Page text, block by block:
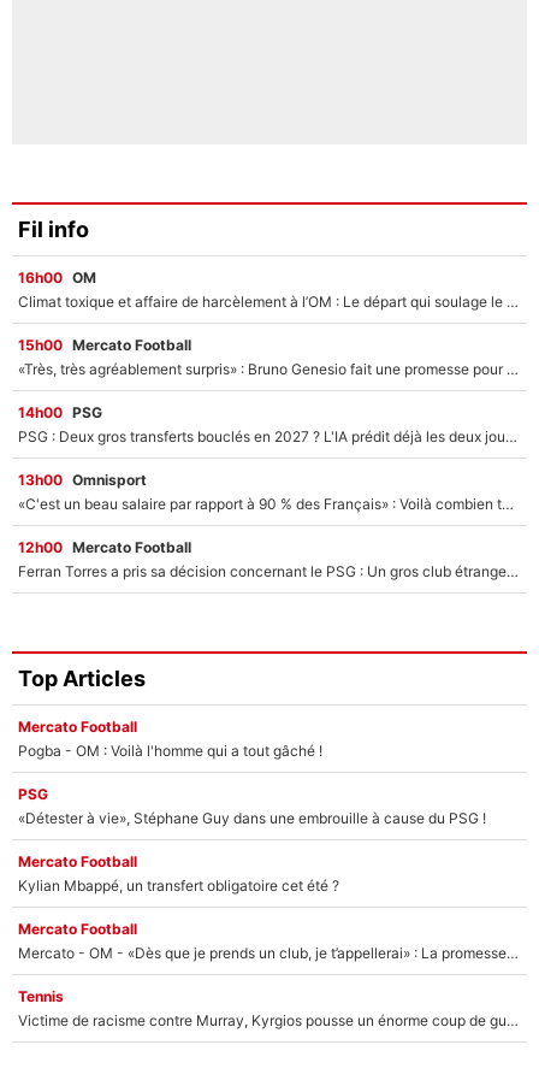
Fil info
16h00 OM
Climat toxique et affaire de harcèlement à l’OM : Le départ qui soulage le vestiaire de Bruno Genesio
15h00 Mercato Football
«Très, très agréablement surpris» : Bruno Genesio fait une promesse pour la suite du mercato de l’OM et rassure les supporters
14h00 PSG
PSG : Deux gros transferts bouclés en 2027 ? L'IA prédit déjà les deux joueurs qui pourraient rejoindre Luis Enrique !
13h00 Omnisport
«C'est un beau salaire par rapport à 90 % des Français» : Voilà combien touchait Nelson Monfort sur France Télévisions avant de rejoindre CNews
12h00 Mercato Football
Ferran Torres a pris sa décision concernant le PSG : Un gros club étranger prêt à relancer le feuilleton pour la signature du champion du monde 2026 !
Top Articles
Mercato Football
Pogba - OM : Voilà l'homme qui a tout gâché !
PSG
«Détester à vie», Stéphane Guy dans une embrouille à cause du PSG !
Mercato Football
Kylian Mbappé, un transfert obligatoire cet été ?
Mercato Football
Mercato - OM - «Dès que je prends un club, je t’appellerai» : La promesse de Marcelino au moment de claquer la porte
Tennis
Victime de racisme contre Murray, Kyrgios pousse un énorme coup de gueule !